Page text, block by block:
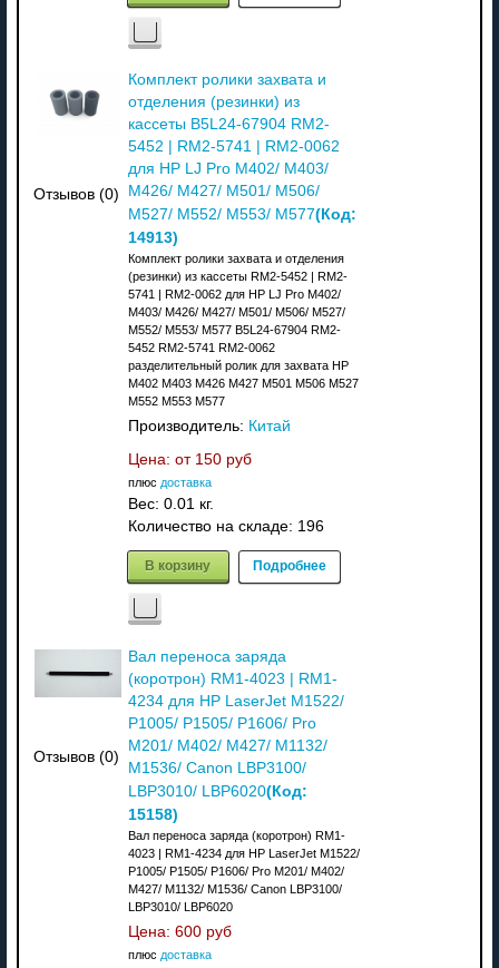
Отзывов (0)
Комплект ролики захвата и
отделения (резинки) из
кассеты B5L24-67904 RM2-
5452 | RM2-5741 | RM2-0062
для HP LJ Pro M402/ M403/
M426/ M427/ M501/ M506/
M527/ M552/ M553/ M577(Код:
14913)
Комплект ролики захвата и отделения
(резинки) из кассеты RM2-5452 | RM2-
5741 | RM2-0062 для HP LJ Pro M402/
M403/ M426/ M427/ M501/ M506/ M527/
M552/ M553/ M577 B5L24-67904 RM2-
5452 RM2-5741 RM2-0062
разделительный ролик для захвата HP
M402 M403 M426 M427 M501 M506 M527
M552 M553 M577
Производитель: Китай
Цена: от 150 руб
плюс доставка
Вес: 0.01 кг.
Количество на складе: 196
В корзину Подробнее
Отзывов (0)
Вал переноса заряда
(коротрон) RM1-4023 | RM1-
4234 для HP LaserJet M1522/
P1005/ P1505/ P1606/ Pro
M201/ M402/ M427/ M1132/
M1536/ Canon LBP3100/
LBP3010/ LBP6020(Код:
15158)
Вал переноса заряда (коротрон) RM1-
4023 | RM1-4234 для HP LaserJet M1522/
P1005/ P1505/ P1606/ Pro M201/ M402/
M427/ M1132/ M1536/ Canon LBP3100/
LBP3010/ LBP6020
Цена: 600 руб
плюс доставка